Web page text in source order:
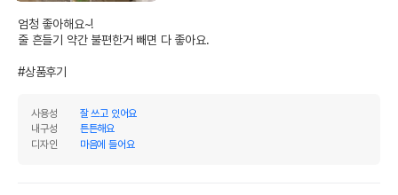
엄청 좋아해요~!
줄 흔들기 약간 불편한거 빼면 다 좋아요.
#상품후기
사용성
잘 쓰고 있어요
내구성
튼튼해요
디자인
마음에 들어요